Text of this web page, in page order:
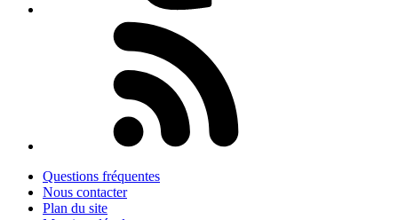
Questions fréquentes
Nous contacter
Plan du site